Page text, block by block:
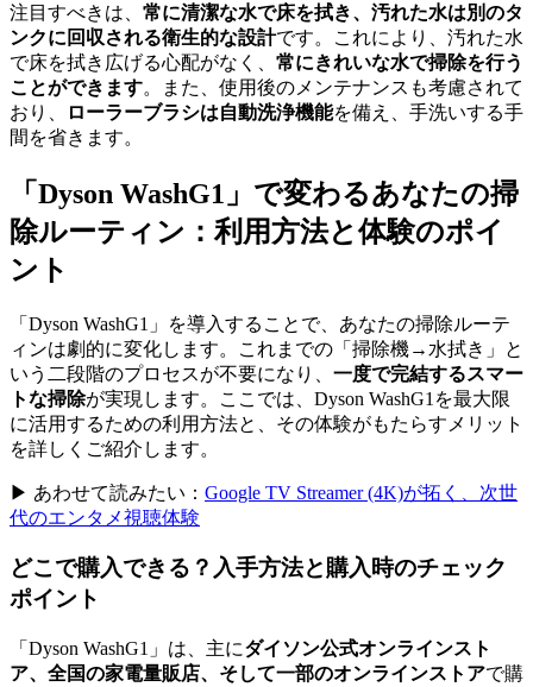
注目すべきは、 常に清潔な水で床を拭き、汚れた水は別のタ
ンクに回収される衛生的な設計です。これにより、汚れた水
で床を拭き広げる心配がなく、 常にきれいな水で掃除を行う
ことができます。また、使用後のメンテナンスも考慮されて
おり、
ローラーブラシは自動洗浄機能を備え、手洗いする手
間を省きます。
「Dyson WashG1」で変わるあなたの掃
除ルーティン：利用方法と体験のポイ
ント
「Dyson WashG1」を導入することで、あなたの掃除ルーテ
ィンは劇的に変化します。これまでの「掃除機→水拭き」と
いう二段階のプロセスが不要になり、 一度で完結するスマー
トな掃除が実現します。ここでは、Dyson WashG1を最大限
に活用するための利用方法と、その体験がもたらすメリット
を詳しくご紹介します。
▶ あわせて読みたい： Google TV Streamer (4K)が拓く、次世
代のエンタメ視聴体験
どこで購入できる？入手方法と購入時のチェック
ポイント
「Dyson WashG1」は、主にダイソン公式オンラインスト
ア、全国の家電量販店、そして一部のオンラインストアで購